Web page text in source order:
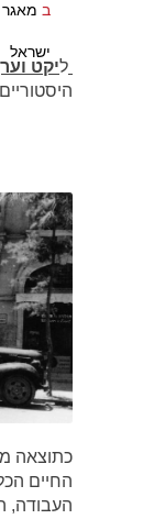
ב
ישראל
ליקט
כתוצאה
החיים
העבודה,